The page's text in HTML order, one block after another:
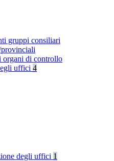
gruppi consiliari
organi di controllo
uffici 4
degli uffici 1